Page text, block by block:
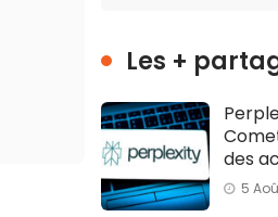
Les +
des
5